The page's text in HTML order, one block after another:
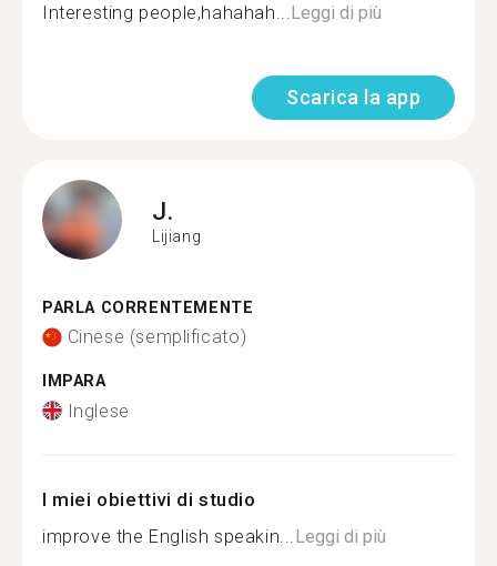
Interesting people,hahahah... Leggi di più
Scarica la app
J.
Lijiang
PARLA CORRENTEMENTE
Cinese (semplificato)
IMPARA
Inglese
I miei obiettivi di studio
improve the English speakin... Leggi di più